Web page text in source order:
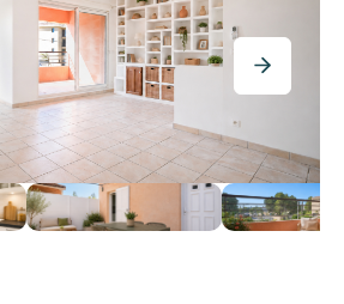
Nos Agences
Nos Équipes
Nos Tarifs
Nos Biens Vendus
Notre City Guide